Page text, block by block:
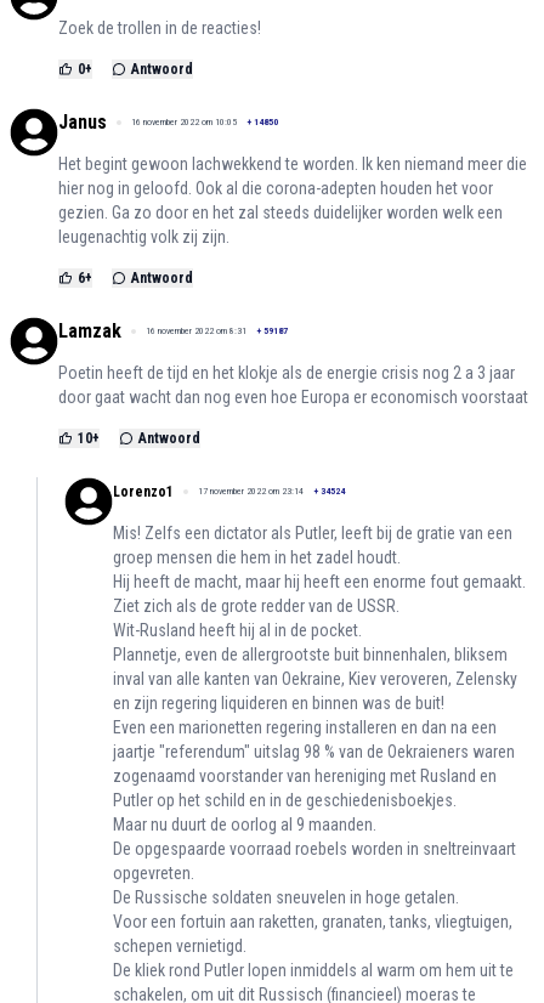
Zoek de trollen in de reacties!
0+ Antwoord
Janus 16 november 2022 om 10:05 + 14850
Het begint gewoon lachwekkend te worden. Ik ken niemand meer die
hier nog in geloofd. Ook al die corona-adepten houden het voor
gezien. Ga zo door en het zal steeds duidelijker worden welk een
leugenachtig volk zij zijn.
6+ Antwoord
Lamzak 16 november 2022 om 8:31 + 59187
Poetin heeft de tijd en het klokje als de energie crisis nog 2 a 3 jaar
door gaat wacht dan nog even hoe Europa er economisch voorstaat
10+ Antwoord
Lorenzo1 17 november 2022 om 23:14 + 34524
Mis! Zelfs een dictator als Putler, leeft bij de gratie van een
groep mensen die hem in het zadel houdt.
Hij heeft de macht, maar hij heeft een enorme fout gemaakt.
Ziet zich als de grote redder van de USSR.
Wit-Rusland heeft hij al in de pocket.
Plannetje, even de allergrootste buit binnenhalen, bliksem
inval van alle kanten van Oekraine, Kiev veroveren, Zelensky
en zijn regering liquideren en binnen was de buit!
Even een marionetten regering installeren en dan na een
jaartje "referendum" uitslag 98 % van de Oekraieners waren
zogenaamd voorstander van hereniging met Rusland en
Putler op het schild en in de geschiedenisboekjes.
Maar nu duurt de oorlog al 9 maanden.
De opgespaarde voorraad roebels worden in sneltreinvaart
opgevreten.
De Russische soldaten sneuvelen in hoge getalen.
Voor een fortuin aan raketten, granaten, tanks, vliegtuigen,
schepen vernietigd.
De kliek rond Putler lopen inmiddels al warm om hem uit te
schakelen, om uit dit Russisch (financieel) moeras te